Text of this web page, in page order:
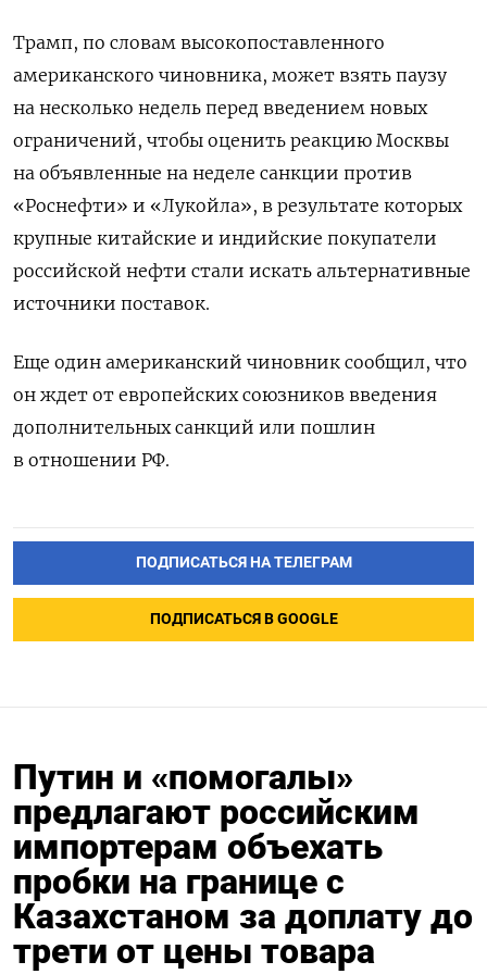
Трамп, по словам высокопоставленного
американского чиновника, может взять паузу
на несколько недель перед введением новых
ограничений, чтобы оценить реакцию Москвы
на объявленные на неделе санкции против
«Роснефти» и «Лукойла», в результате которых
крупные китайские и индийские покупатели
российской нефти стали искать альтернативные
источники поставок.
Еще один американский чиновник сообщил, что
он ждет от европейских союзников введения
дополнительных санкций или пошлин
в отношении РФ.
ПОДПИСАТЬСЯ НА ТЕЛЕГРАМ
ПОДПИСАТЬСЯ В GOOGLE
Путин и «помогалы»
предлагают российским
импортерам объехать
пробки на границе с
Казахстаном за доплату до
трети от цены товара